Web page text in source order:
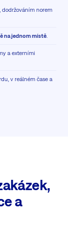
norem
na jednom místě
a externími
v reálném čase a
a